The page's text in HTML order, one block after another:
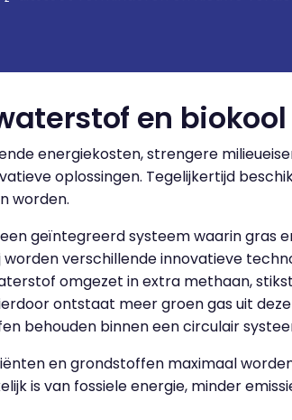
en biokool
energiekosten, strengere
oplossingen. Tegelijkertijd
worden.
geïntegreerd systeem waarin gras
verschillende innovatieve
omgezet in extra methaan,
ontstaat meer groen gas uit
behouden binnen een circulair
en grondstoffen maximaal
is van fossiele energie, minder